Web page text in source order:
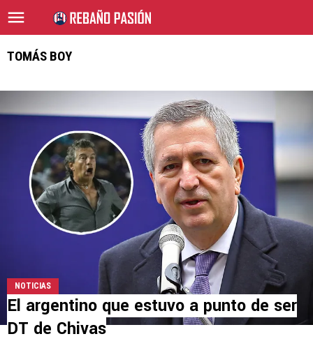
TOMÁS BOY
NOTICIAS
El argentino que estuvo a punto de ser
DT de Chivas